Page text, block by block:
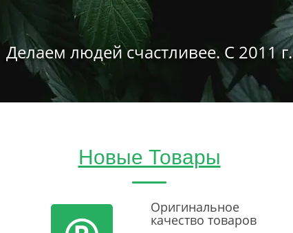
Делаем людей счастливее. С 2011 г.
Новые Товары
Оригинальное
качество товаров